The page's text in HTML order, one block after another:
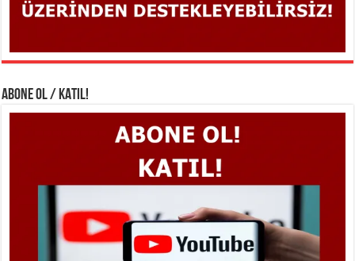
ABONE OL / KATIL!